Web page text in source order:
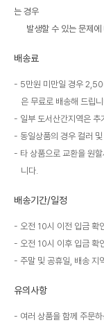
는 경우
발생할 수 있는 문제에
배송료
5만원 미만일 경우
은 무료로 배송해 드립니
일부 도서산간지역은
동일상품의 경우 컬러
타 상품으로 교환을 원
니다.
배송기간/일정
오전 10시 이전 입금 확
오전 10시 이후 입금 확
주말 및 공휴일, 배송 지
유의사항
여러 상품을 함께 주문